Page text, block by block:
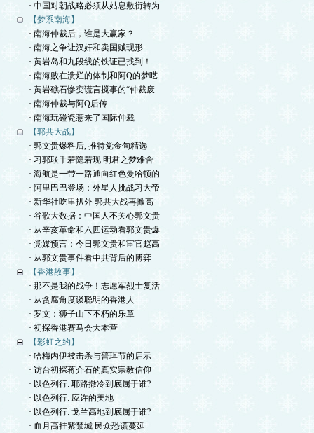
· 中国对朝战略必须从姑息敷衍转为
【梦系南海】
· 南海仲裁后，谁是大赢家？
· 南海之争让汉奸和卖国贼现形
· 黄岩岛和九段线的铁证已找到！
· 南海败在溃烂的体制和阿Q的梦呓
· 黄岩礁石惨变谎言搅事的“仲裁废
· 南海仲裁与阿Q后传
· 南海玩碰瓷惹来了国际仲裁
【郭共大战】
· 郭文贵爆料后, 推特党金句精选
· 习郭联手若隐若现 明君之梦难舍
· 海航是一带一路通向红色曼哈顿的
· 阿里巴巴登场：外星人挑战习大帝
· 新华社吃里扒外 郭共大战再掀高
· 谷歌大数据：中国人不关心郭文贵
· 从辛亥革命和六四运动看郭文贵爆
· 党媒预言：今日郭文贵和宦官赵高
· 从郭文贵事件看中共背后的博弈
【香港故事】
· 那不是我的战争！志愿军烈士复活
· 从贪腐角度谈聪明的香港人
· 罗文：狮子山下不朽的乐章
· 初探香港赛马会大本营
【彩虹之约】
· 哈梅内伊被击杀与普珥节的启示
· 访台初探蒋介石的真实宗教信仰
· 以色列行: 耶路撒冷到底属于谁?
· 以色列行: 应许的美地
· 以色列行: 戈兰高地到底属于谁?
· 血月高挂紫禁城 民众恐谎蔓延